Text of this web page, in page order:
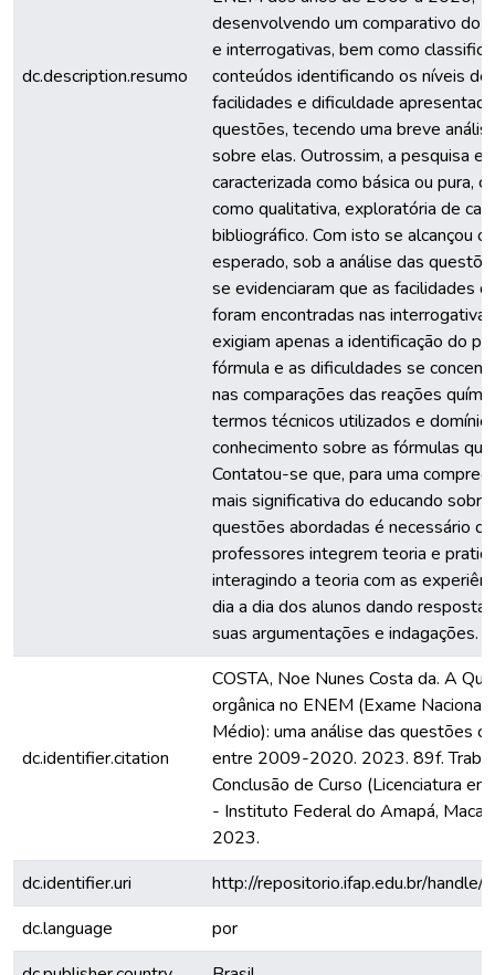
dc.description.resumo
desenvolvendo um comparativo do
e interrogativas, bem como
conteúdos identificando os níveis de
facilidades e dificuldade
questões, tecendo uma breve
sobre elas. Outrossim, a pesquisa
caracterizada como básica ou pura,
como qualitativa, exploratória de
bibliográfico. Com isto se alcançou
esperado, sob a análise das
se evidenciaram que as facilidades
foram encontradas nas
exigiam apenas a identificação do
fórmula e as dificuldades se
nas comparações das reações
termos técnicos utilizados e domínio
conhecimento sobre as fórmulas
Contatou-se que, para uma
mais significativa do educando
questões abordadas é necessário
professores integrem teoria e
interagindo a teoria com as
dia a dia dos alunos dando
suas argumentações e indagações.
dc.identifier.citation
COSTA, Noe Nunes Costa da. A
orgânica no ENEM (Exame Nacional
Médio): uma análise das questões
entre 2009-2020. 2023. 89f.
Conclusão de Curso (Licenciatura em
- Instituto Federal do Amapá,
2023.
dc.identifier.uri
http://repositorio.ifap.edu.br/handle/
dc.language
por